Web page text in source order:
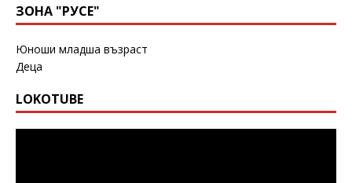
ЗОНА "РУСЕ"
Юноши младша възраст
Деца
LOKOTUBE